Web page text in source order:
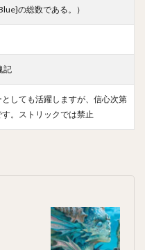
の総数である。）
記
しても活躍しますが、信心次第
。ストリックでは禁止